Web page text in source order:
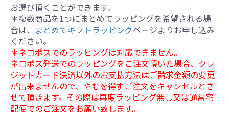
お選び頂くことができます。
＊複数商品を1つにまとめてラッピングを希望される場
合は、 まとめてギフトラッピングページよりお申し込み
ください。
＊ネコポスでのラッピングは対応できません。
ネコポス発送でのラッピングをご注文頂いた場合、クレ
ジットカード決済以外のお支払方法はご請求金額の変更
が出来ませんので、やむを得ずご注文をキャンセルとさ
せて頂きます。その際は再度ラッピング無し又は通常宅
配便でのご注文をお願い致します。